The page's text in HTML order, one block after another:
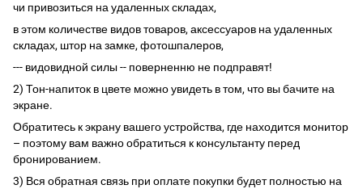
чи привозиться на удаленных складах,
в этом количестве видов товаров, аксессуаров на удаленных
складах, штор на замке, фотошпалеров,
--- видовидной силы -- поверненню не подправят!
2) Тон-напиток в цвете можно увидеть в том, что вы бачите на
экране.
Обратитесь к экрану вашего устройства, где находится монитор
– поэтому вам важно обратиться к консультанту перед
бронированием.
3) Вся обратная связь при оплате покупки будет полностью на